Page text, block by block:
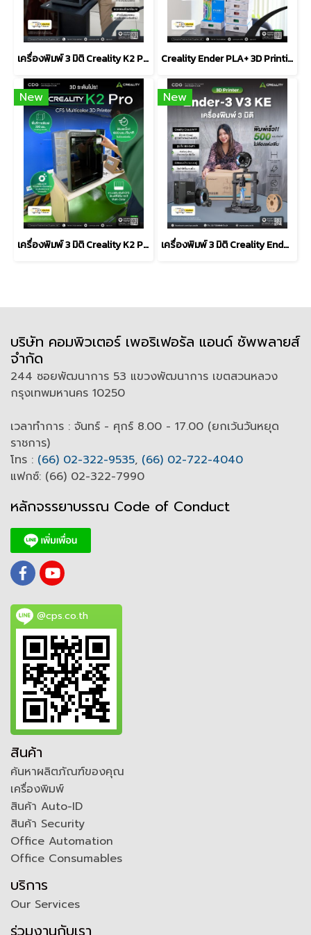
เครื่องพิมพ์ 3 มิติ Creality K2 Plus Combo 3D Printer Creality Ender PLA+ 3D Printing Filament 1.75mm 1kg
New
เครื่องพิมพ์ 3 มิติ Creality K2 Pro Multicolor 3D Printer
New
เครื่องพิมพ์ 3 มิติ Creality Ender-3 V3 KE 3D Printer
บริษัท คอมพิวเตอร์ เพอริเฟอรัล แอนด์ ซัพพลายส์
จำกัด
244 ซอยพัฒนาการ 53 แขวงพัฒนาการ เขตสวนหลวง
กรุงเทพมหานคร 10250
เวลาทำการ : จันทร์ - ศุกร์ 8.00 - 17.00 (ยกเว้นวันหยุด
ราชการ)
โทร : (66) 02-322-9535, (66) 02-722-4040
แฟกซ์: (66) 02-322-7990
หลักจรรยาบรรณ Code of Conduct
@cps.co.th
สินค้า
ค้นหาผลิตภัณฑ์ของคุณ
เครื่องพิมพ์
สินค้า Auto-ID
สินค้า Security
Office Automation
Office Consumables
บริการ
Our Services